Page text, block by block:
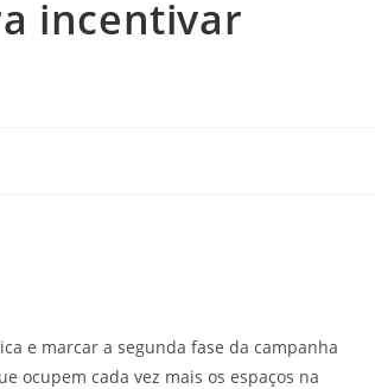
incentivar
e marcar a segunda fase da campanha
ocupem cada vez mais os espaços na